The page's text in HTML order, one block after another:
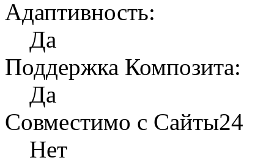
Адаптивность:
Да
Поддержка Композита:
Да
Совместимо с Сайты24
Нет